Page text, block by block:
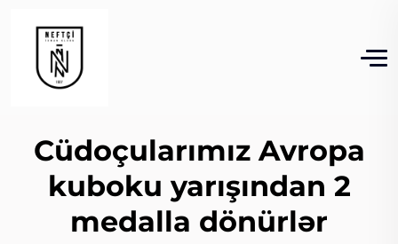
Cüdoçularımız Avropa
kuboku yarışından 2
medalla dönürlər